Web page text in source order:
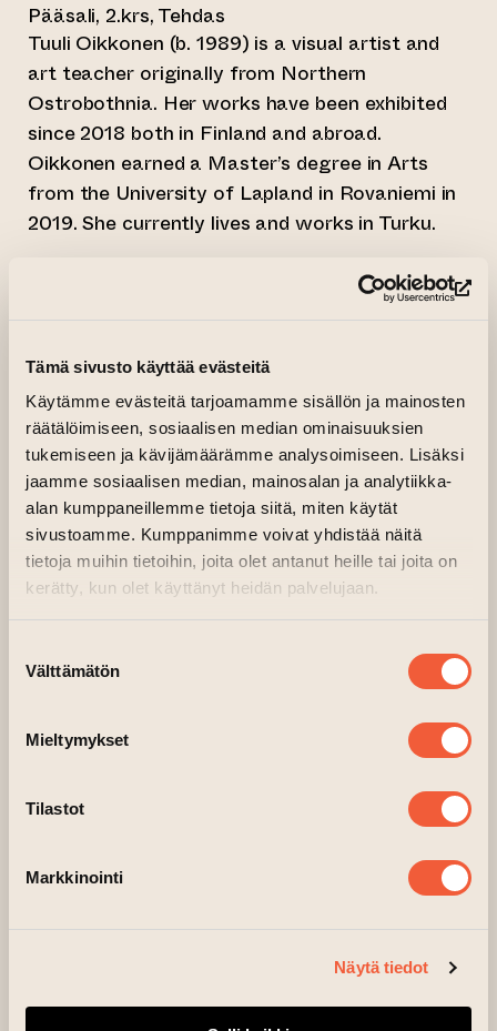
Tämä sivusto käyttää evästeitä
Käytämme evästeitä tarjoamamme sisällön ja mainosten
räätälöimiseen, sosiaalisen median ominaisuuksien
tukemiseen ja kävijämäärämme analysoimiseen. Lisäksi
jaamme sosiaalisen median, mainosalan ja analytiikka-
alan kumppaneillemme tietoja siitä, miten käytät
sivustoamme. Kumppanimme voivat yhdistää näitä
tietoja muihin tietoihin, joita olet antanut heille tai joita on
kerätty, kun olet käyttänyt heidän palvelujaan.
valinta
Välttämätön
Mieltymykset
Tilastot
Markkinointi
Näytä tiedot
Pääsali, 2.krs, Tehdas
Tuuli Oikkonen (b. 1989) is a visual artist and
art teacher originally from Northern
Ostrobothnia. Her works have been exhibited
since 2018 both in Finland and abroad.
Oikkonen earned a Master’s degree in Arts
from the University of Lapland in Rovaniemi in
2019. She currently lives and works in Turku.
psychophysical beings — a whole entity.
Recently, she has been exploring the layered
nature of life from mental, social, and physical
perspectives. Through her work she reflects on
the extreme need in our time to feel safe and
the parallel fear of anything strange or
unfamiliar. Primarily, Oikkonen paints on the
floor, engaging physically with the canvas,
layering flowing paint in overlapping,
translucent washes. Working with clay and
various printmaking techniques provides an
important balance — their slow, grounding
nature contrasts with the fluid intensity of
painting. Yet, the process remains equally free
and intuitive, unfolding without a rigid plan.
tuulioikkonen.net (siirtyy toiseen verkkopalveluun)